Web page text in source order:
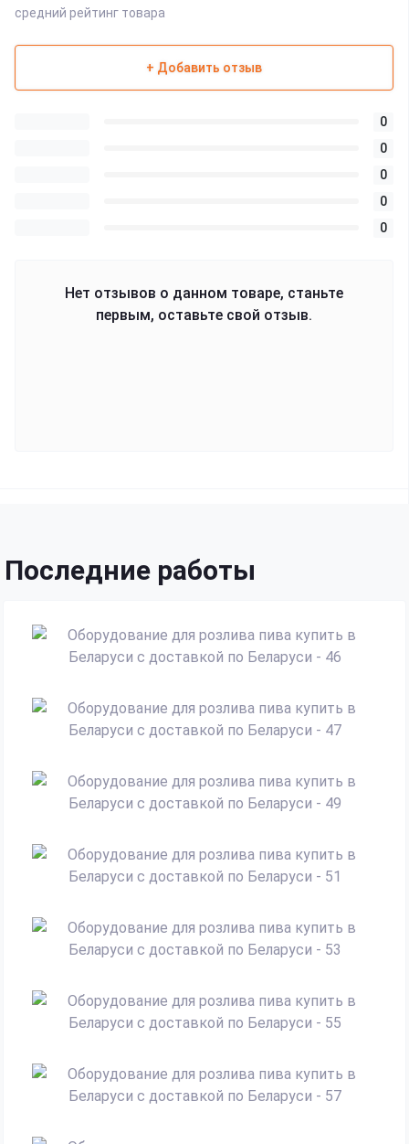
средний рейтинг товара
+ Добавить отзыв
0
0
0
0
0
Нет отзывов о данном товаре, станьте
первым, оставьте свой отзыв.
Последние работы